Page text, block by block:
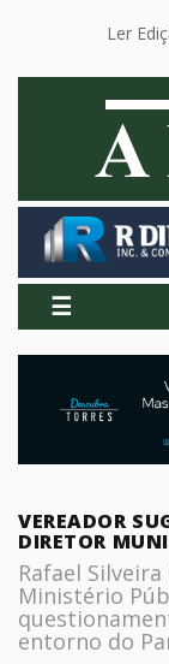
Ler
☰
VEREADOR
DIRETOR
Rafael
Ministério
entorno do